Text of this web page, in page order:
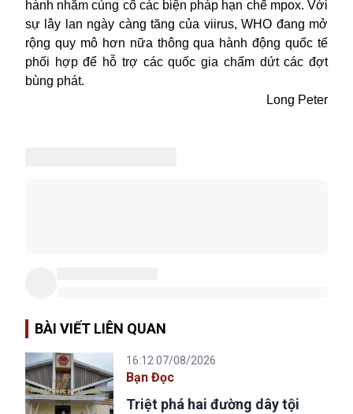
hành nhằm củng cố các biện pháp hạn chế mpox. Với
sự lây lan ngày càng tăng của viirus, WHO đang mở
rộng quy mô hơn nữa thông qua hành động quốc tế
phối hợp để hỗ trợ các quốc gia chấm dứt các đợt
bùng phát.
Long Peter
BÀI VIẾT LIÊN QUAN
16:12 07/08/2026
Bạn Đọc
Triệt phá hai đường dây tội